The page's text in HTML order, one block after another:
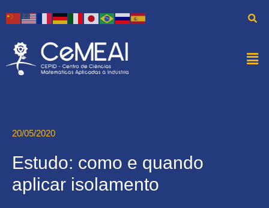
20/05/2020
Estudo: como e quando
aplicar isolamento